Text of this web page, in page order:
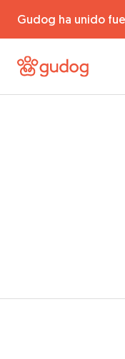
Gudog ha unido